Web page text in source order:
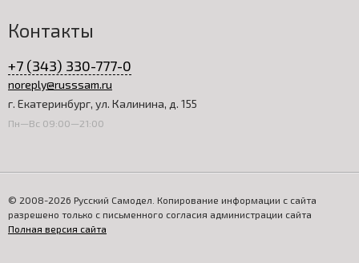
Контакты
+7 (343) 330-777-0
noreply@russsam.ru
г. Екатеринбург, ул. Калинина, д. 155
Пн—Вс 09:00—21:00
© 2008-2026 Русский Самодел. Копирование информации с сайта
разрешено только с письменного согласия администрации сайта
Полная версия сайта